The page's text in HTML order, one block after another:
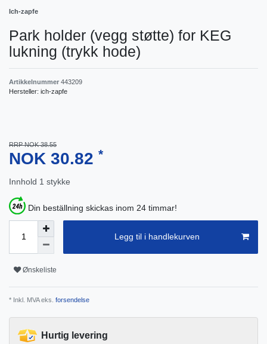
Ich-zapfe
Park holder (vegg støtte) for KEG
lukning (trykk hode)
Artikkelnummer 443209
Hersteller: ich-zapfe
RRP NOK 38.55
NOK 30.82 *
Innhold 1 stykke
Din beställning skickas inom 24 timmar!
Legg til i handlekurven
Ønskeliste
* Inkl. MVA eks. forsendelse
Hurtig levering